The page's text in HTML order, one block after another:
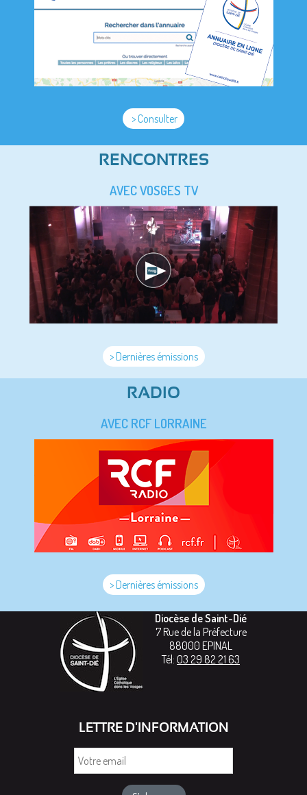
> Consulter
RENCONTRES
AVEC VOSGES TV
> Dernières émissions
RADIO
AVEC RCF LORRAINE
> Dernières émissions
Diocèse de Saint-Dié
7 Rue de la Préfecture
88000 EPINAL
Tél: 03 29 82 21 63
LETTRE D'INFORMATION